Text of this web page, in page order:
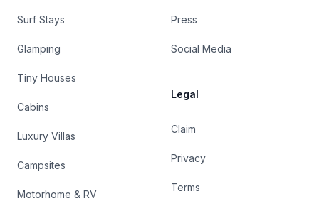
Surf Stays
Glamping
Tiny Houses
Cabins
Luxury Villas
Campsites
Motorhome & RV
Press
Social Media
Legal
Claim
Privacy
Terms